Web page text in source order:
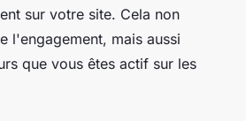
sur votre site. Cela non
l'engagement, mais aussi
que vous êtes actif sur les